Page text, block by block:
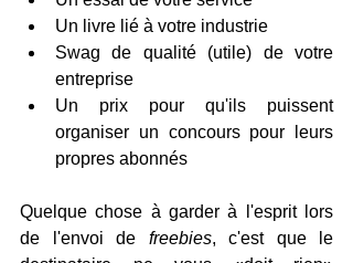
Un livre lié à votre industrie
Swag de qualité (utile) de votre
entreprise
Un prix pour qu'ils puissent
organiser un concours pour leurs
propres abonnés
Quelque chose à garder à l'esprit lors
de l'envoi de freebies, c'est que le